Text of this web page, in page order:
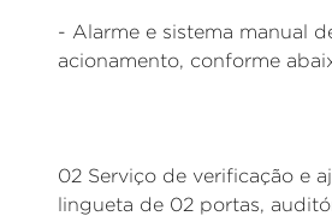
- Alarme e sistema manual
acionamento, conforme
02 Serviço de verificação e
lingueta de 02 portas,